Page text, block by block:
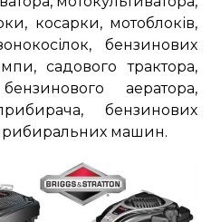
косарки, мотоблоків,
бензинових
садового трактора,
аератора,
бензинових
машин.